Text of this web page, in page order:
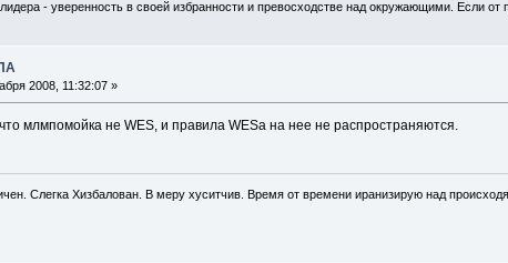
- уверенность в своей избранности и превосходстве над окружающими. Если от
2008, 11:32:07 »
млмпомойка не WES, и правила WESа на нее не распространяются.
Слегка Хизбалован. В меру хуситчив. Время от времени иранизирую над